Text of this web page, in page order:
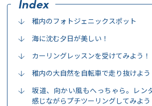
稚内のフォトジェニックスポット
海に沈む夕日が美しい！
カーリングレッスンを受けてみよう！
稚内の大自然を自転車で走り抜けよう
坂道、向かい風もへっちゃら。レン
感じながらプチツーリングしてみよう